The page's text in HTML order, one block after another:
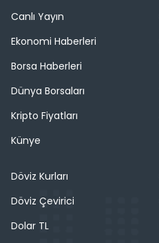
Canlı Yayın
Ekonomi Haberleri
Borsa Haberleri
Dünya Borsaları
Kripto Fiyatları
Künye
Döviz Kurları
Döviz Çevirici
Dolar TL